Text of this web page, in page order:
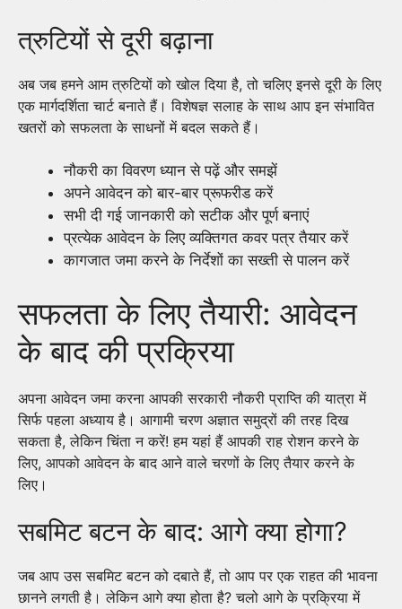
त्रुटियों से दूरी बढ़ाना
अब जब हमने आम त्रुटियों को खोल दिया है, तो चलिए इनसे दूरी के लिए
एक मार्गदर्शिता चार्ट बनाते हैं। विशेषज्ञ सलाह के साथ आप इन संभावित
खतरों को सफलता के साधनों में बदल सकते हैं।
नौकरी का विवरण ध्यान से पढ़ें और समझें
अपने आवेदन को बार-बार प्रूफरीड करें
सभी दी गई जानकारी को सटीक और पूर्ण बनाएं
प्रत्येक आवेदन के लिए व्यक्तिगत कवर पत्र तैयार करें
कागजात जमा करने के निर्देशों का सख्ती से पालन करें
सफलता के लिए तैयारी: आवेदन
के बाद की प्रक्रिया
अपना आवेदन जमा करना आपकी सरकारी नौकरी प्राप्ति की यात्रा में
सिर्फ पहला अध्याय है। आगामी चरण अज्ञात समुद्रों की तरह दिख
सकता है, लेकिन चिंता न करें! हम यहां हैं आपकी राह रोशन करने के
लिए, आपको आवेदन के बाद आने वाले चरणों के लिए तैयार करने के
लिए।
सबमिट बटन के बाद: आगे क्या होगा?
जब आप उस सबमिट बटन को दबाते हैं, तो आप पर एक राहत की भावना
छानने लगती है। लेकिन आगे क्या होता है? चलो आगे के प्रक्रिया में